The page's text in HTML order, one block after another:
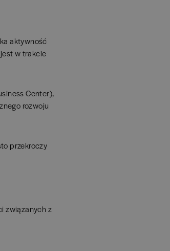
aktywność
w trakcie
Center),
rozwoju
przekroczy
związanych z